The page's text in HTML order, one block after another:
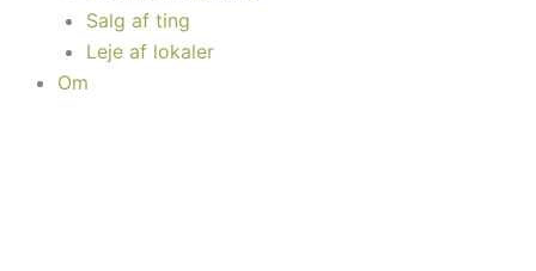
Salg af ting
Leje af lokaler
Om